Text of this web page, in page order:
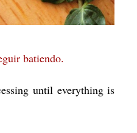
batiendo.
until everything is